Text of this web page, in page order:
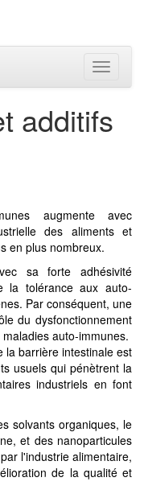
Toggle
additifs
augmente avec
des aliments et
en plus nombreux.
sa forte adhésivité
la tolérance aux auto-
Par conséquent, une
du dysfonctionnement
auto-immunes.
la barrière intestinale est
usuels qui pénètrent la
industriels en font
solvants organiques, le
et des nanoparticules
l'industrie alimentaire,
de la qualité et